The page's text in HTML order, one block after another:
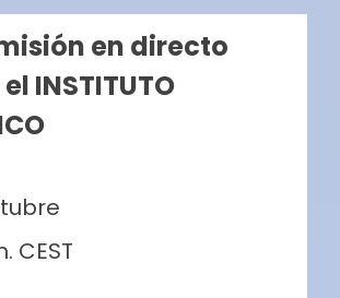
en directo
INSTITUTO
CEST